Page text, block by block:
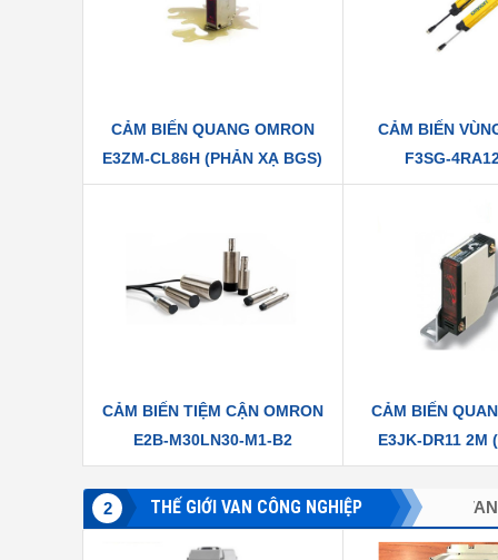
CẢM BIẾN QUANG OMRON
E3ZM-CL86H (PHẢN XẠ BGS)
CẢM BIẾN
F3SG-
CẢM BIẾN TIỆM CẬN OMRON
E2B-M30LN30-M1-B2
CẢM BIẾN
E3JK-DR11 2M
KHUẾCH
2 THẾ GIỚI VAN CÔNG NGHIỆP
VAN CƠ VAN DẪN HƯỚNG